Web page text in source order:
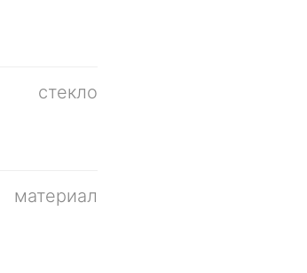
стекло
материал